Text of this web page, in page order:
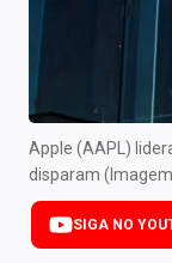
Carteiras
Central de
Central de
Central dos IPOs
Renda Fixa
Apple (AAPL)
disparam
SIGA NO